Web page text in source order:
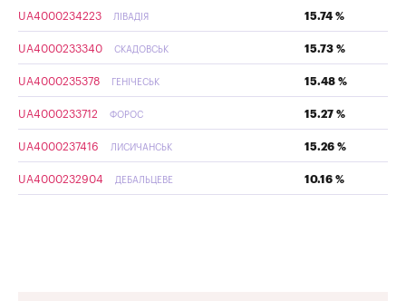
UA4000234223 ЛІВАДІЯ 15.74 %
UA4000233340 СКАДОВСЬК 15.73 %
UA4000235378 ГЕНІЧЕСЬК 15.48 %
UA4000233712 ФОРОС 15.27 %
UA4000237416 ЛИСИЧАНСЬК 15.26 %
UA4000232904 ДЕБАЛЬЦЕВЕ 10.16 %